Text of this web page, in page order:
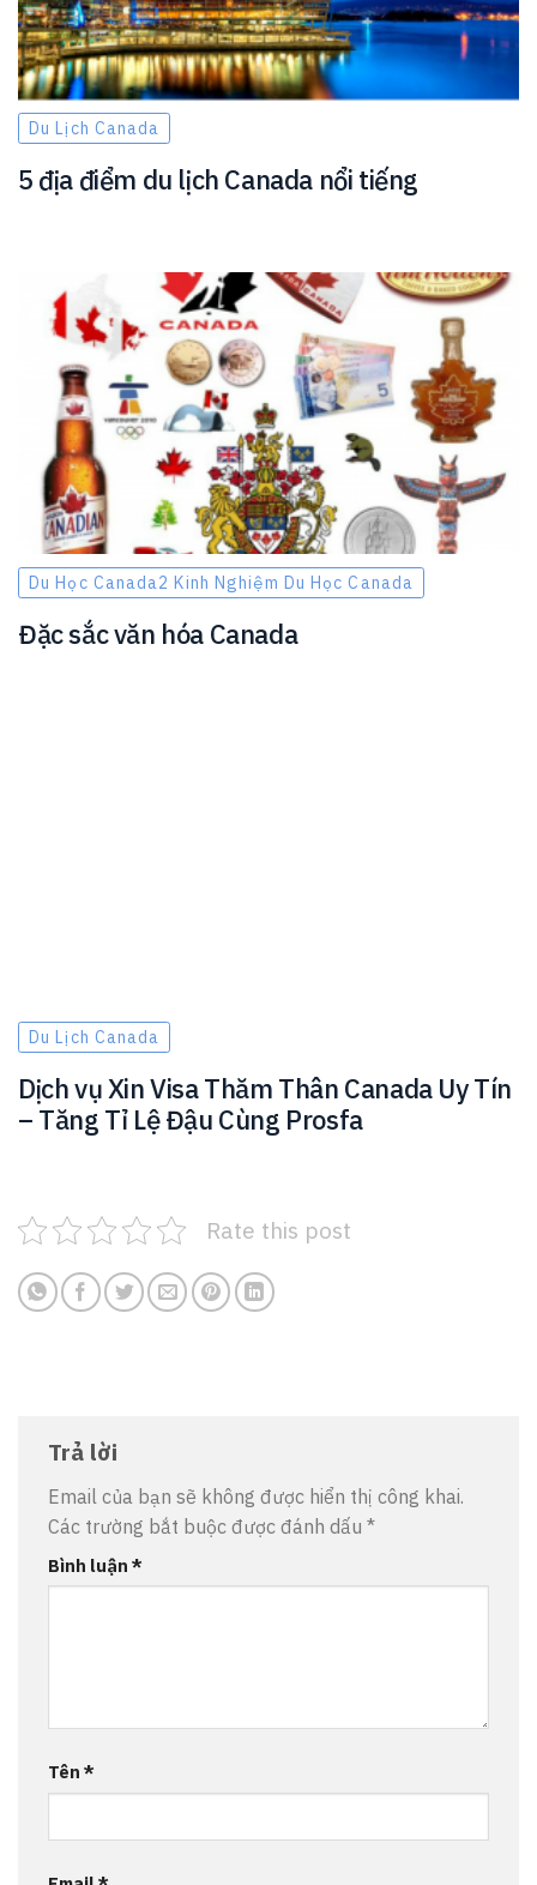
Du Lịch Canada
5 địa điểm du lịch Canada nổi tiếng
Du Học Canada2 Kinh Nghiệm Du Học Canada
Đặc sắc văn hóa Canada
Du Lịch Canada
Dịch vụ Xin Visa Thăm Thân Canada Uy Tín
– Tăng Tỉ Lệ Đậu Cùng Prosfa
Rate this post
Trả lời
Email của bạn sẽ không được hiển thị công khai.
Các trường bắt buộc được đánh dấu *
Bình luận *
Tên *